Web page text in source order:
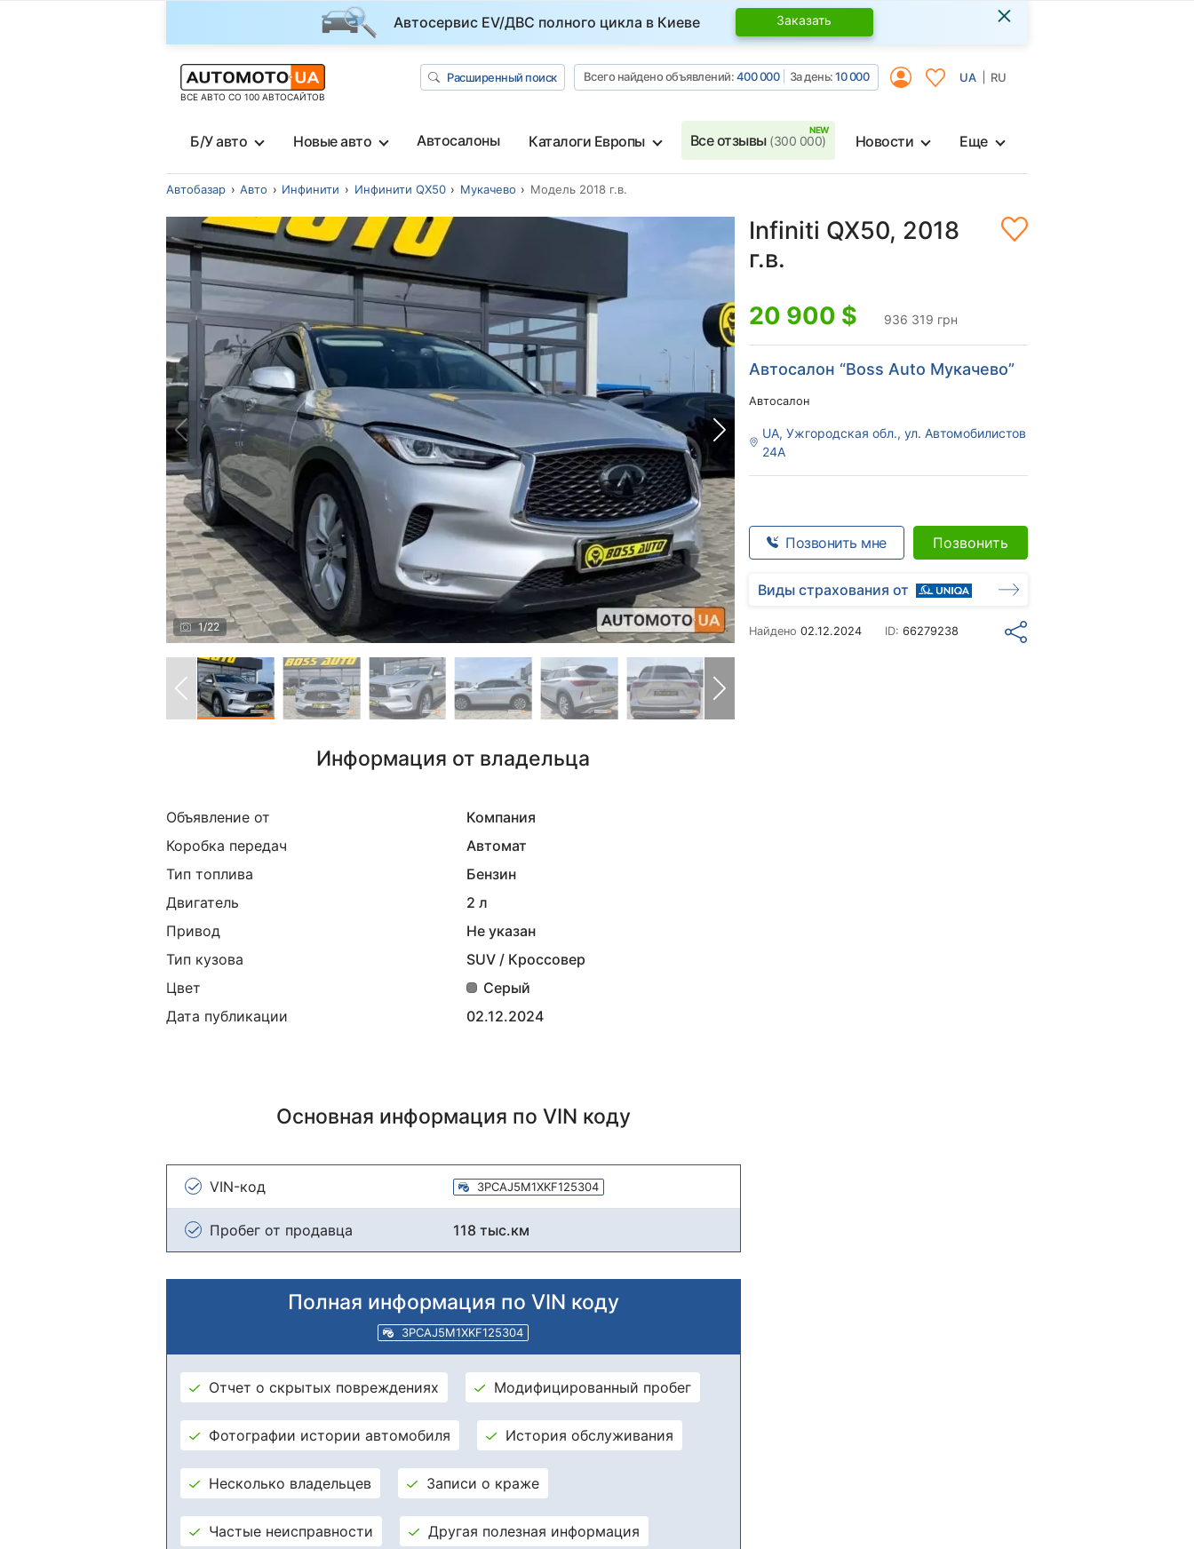
Автосервис EV/ДВС полного цикла в Киеве Заказать ×
ВСЕ АВТО СО 100 АВТОСАЙТОВ
Расширенный поиск Всего найдено объявлений:400 000 За день:10 000 UA RU
Б/У авто Новые авто Автосалоны Каталоги Европы Все отзывы (300 000) Новости Еще
Автобазар Авто Инфинити Инфинити QX50 Мукачево Модель 2018 г.в.
1/22
Infiniti QX50, 2018
г.в.
20 900 $ 936 319 грн
Автосалон “Boss Auto Мукачево”
Автосалон
UA, Ужгородская обл., ул. Автомобилистов
24А
Позвонить мне Позвонить
Виды страхования от
Найдено 02.12.2024 ID: 66279238
Информация от владельца
Объявление от
Компания
Коробка передач
Автомат
Тип топлива
Бензин
Двигатель
2 л
Привод
Не указан
Тип кузова
SUV / Кроссовер
Цвет
Серый
Дата публикации
02.12.2024
Основная информация по VIN коду
VIN-код 3PCAJ5M1XKF125304
Пробег от продавца 118 тыс.км
Полная информация по VIN коду
3PCAJ5M1XKF125304
Отчет о скрытых повреждениях Модифицированный пробег
Фотографии истории автомобиля История обслуживания
Несколько владельцев Записи о краже
Частые неисправности Другая полезная информация